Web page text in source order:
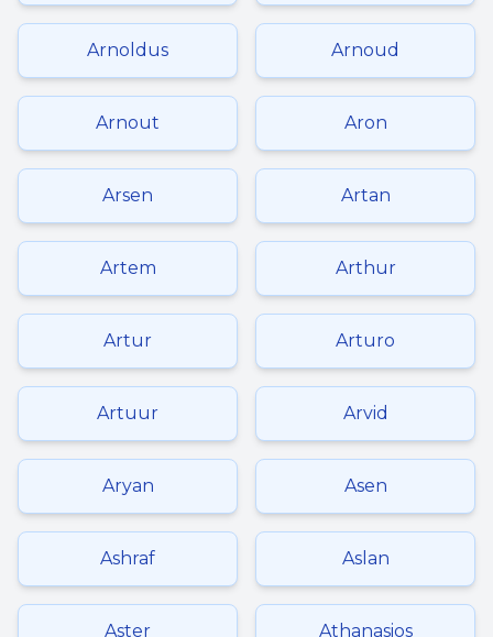
Arnoldus Arnoud
Arnout Aron
Arsen Artan
Artem Arthur
Artur Arturo
Artuur Arvid
Aryan Asen
Ashraf Aslan
Aster Athanasios